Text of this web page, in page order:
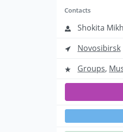
Contacts
Shokita
Novosibirsk
Groups,